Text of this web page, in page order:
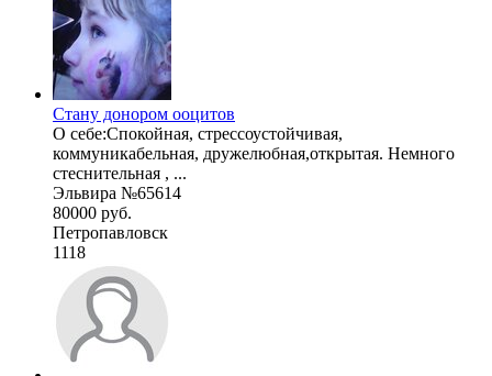
Стану донором ооцитов
О себе:Спокойная, стрессоустойчивая,
коммуникабельная, дружелюбная,открытая. Немного
стеснительная , ...
Эльвира №65614
80000 руб.
Петропавловск
1118